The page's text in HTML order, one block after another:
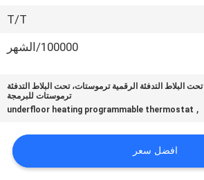
T/T
100000/الشهر
تحت البلاط التدفئة الرقمية ترموستات، تحت البلاط التدفئة
ترموستات للبرمجة
,
underfloor heating programmable thermostat
افضل سعر